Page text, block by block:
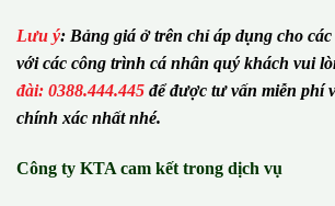
Lưu ý: Bảng giá ở trên chỉ áp dụng cho
với các công trình cá nhân quý khách vui
đài: 0388.444.445 để được tư vấn miễn phí
chính xác nhất nhé.
Công ty KTA cam kết trong dịch vụ